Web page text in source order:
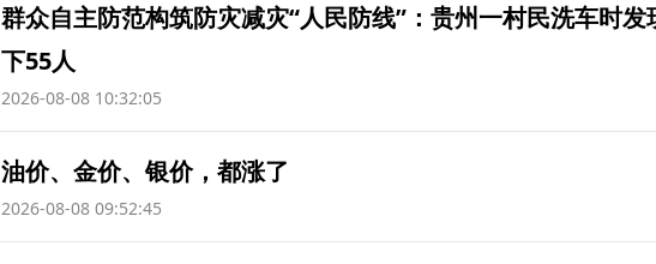
群众自主防范构筑防灾减灾“人民防线”：贵州一村民洗车时发
下55人
2026-08-08 10:32:05
油价、金价、银价，都涨了
2026-08-08 09:52:45